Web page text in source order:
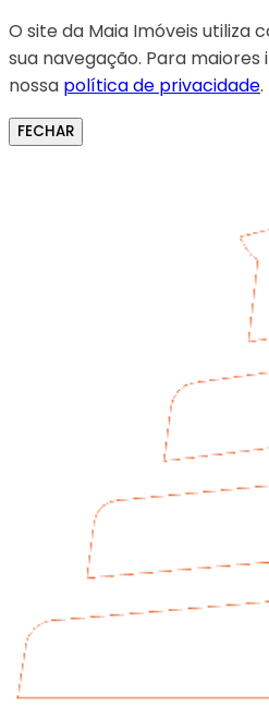
O site da Maia Imóveis utiliza
sua navegação. Para
nossa política de privacidade.
FECHAR